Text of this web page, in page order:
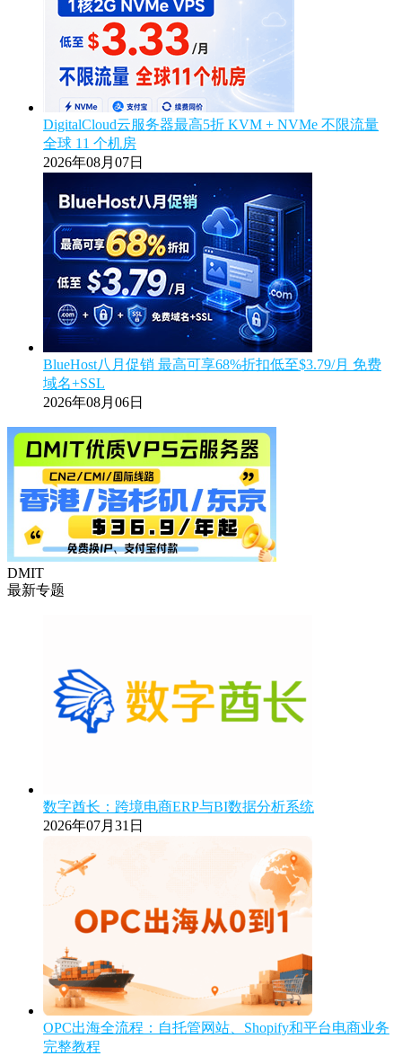
DigitalCloud云服务器最高5折 KVM + NVMe 不限流量
全球 11 个机房
2026年08月07日
BlueHost八月促销 最高可享68%折扣低至$3.79/月 免费
域名+SSL
2026年08月06日
DMIT
最新专题
数字酋长：跨境电商ERP与BI数据分析系统
2026年07月31日
OPC出海全流程：自托管网站、Shopify和平台电商业务
完整教程